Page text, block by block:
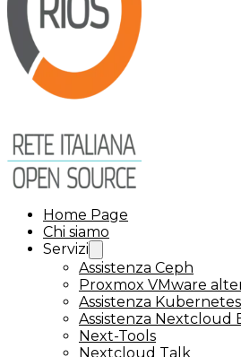
Home Page
Chi siamo
Servizi
Assistenza Ceph
Proxmox VMware
Assistenza Kubernetes
Assistenza Nextcloud
Next-Tools
Nextcloud Talk